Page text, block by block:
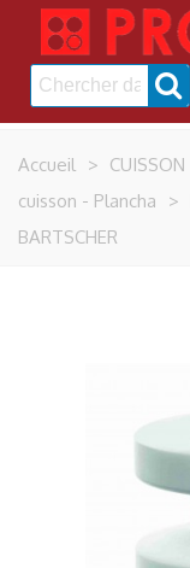
Accueil > CUISSON
cuisson - Plancha
>
BARTSCHER